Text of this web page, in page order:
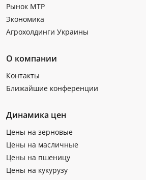
Рынок МТР
Экономика
Агрохолдинги Украины
О компании
Контакты
Ближайшие конференции
Динамика цен
Цены на зерновые
Цены на масличные
Цены на пшеницу
Цены на кукурузу